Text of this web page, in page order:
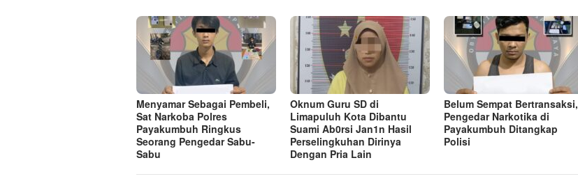
Menyamar Sebagai Pembeli,
Sat Narkoba Polres
Payakumbuh Ringkus
Seorang Pengedar Sabu-
Sabu
Oknum Guru SD di
Limapuluh Kota Dibantu
Suami Ab0rsi Jan1n Hasil
Perselingkuhan Dirinya
Dengan Pria Lain
Belum Sempat Bertransaksi,
Pengedar Narkotika di
Payakumbuh Ditangkap
Polisi